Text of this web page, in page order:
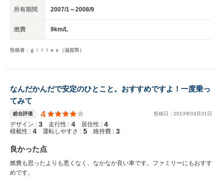
所有期間 2007/1～2008/9
燃費 9km/L
投稿者：ｇｉｌｌｅｓ（滋賀県）
なんだかんだで安定のひとこと。おすすめですよ！一度乗っ
てみて
総合評価 4 投稿日： 2013年03 月31 日
デザイン : 3 走行性 : 4 居住性 : 4
積載性 : 4 運転しやすさ : 5 維持費 : 3
良かった点
燃費も思ったよりも悪くなく、なかなか良い車です。ファミリーにもおすす
めです。